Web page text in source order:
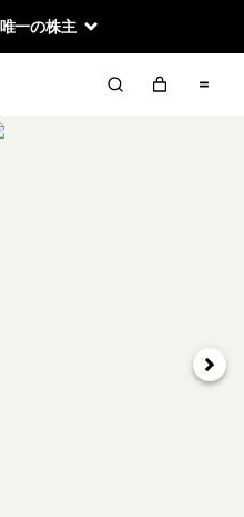
一の株主
次へ